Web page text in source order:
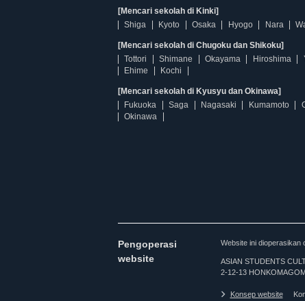
[Mencari sekolah di Kinki]
Shiga
Kyoto Osaka Hyogo Nara
[Mencari sekolah di Chugoku dan Shikoku]
Tottori
Shimane Okayama Hiroshima
Ehime
Kochi
[Mencari sekolah di Kyusyu dan Okinawa]
Fukuoka
Saga Nagasaki Kumamoto
Okinawa
Pengoperasi
website
Website ini dioperasikan
ASIAN STUDENTS
2-12-13
Konsep website